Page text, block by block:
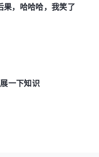
，哈哈哈，我笑了
一下知识